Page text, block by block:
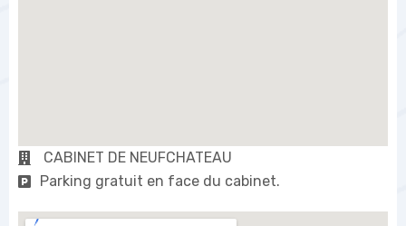
CABINET DE NEUFCHATEAU
Parking gratuit en face du cabinet.